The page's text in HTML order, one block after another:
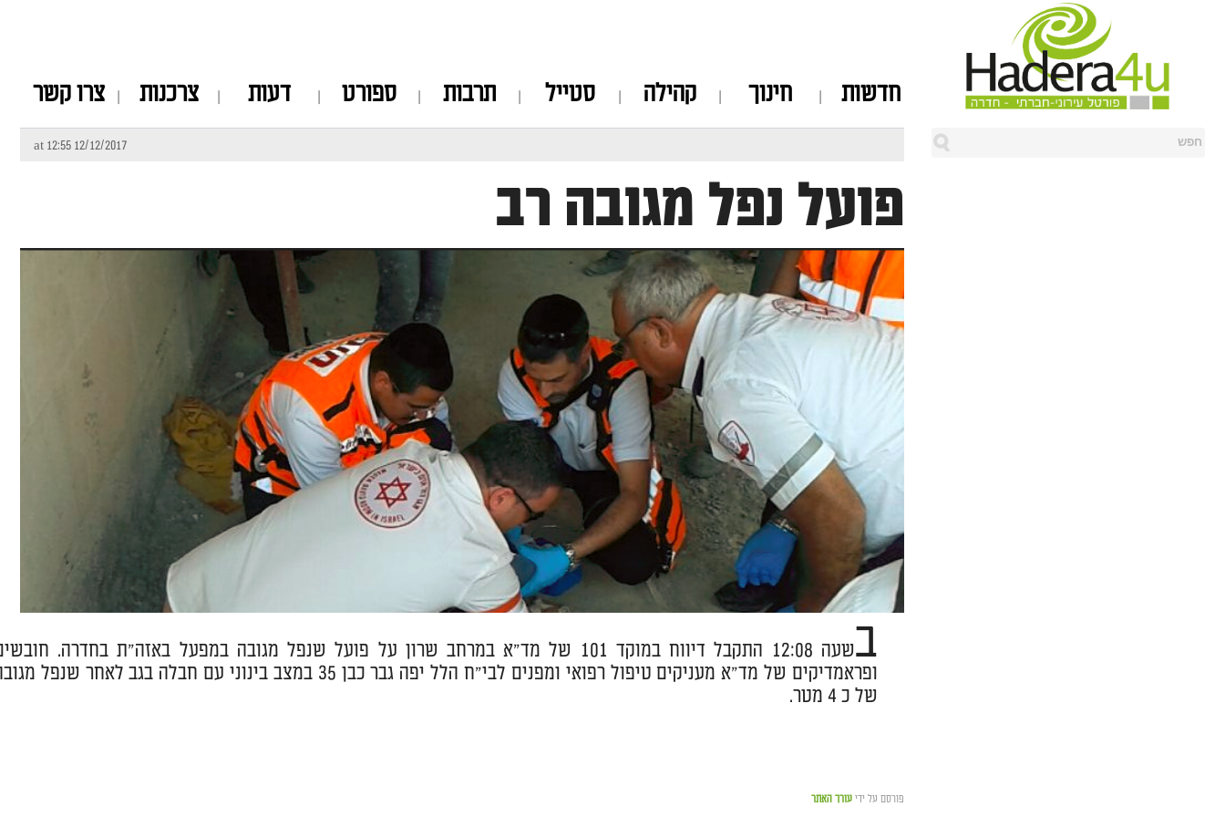
חדשות חינוך קהילה סטייל תרבות ספורט דעות צרכנות צרו קשר
12/12/2017 at 12:55
פועל נפל מגובה רב
ב
שעה 12:08 התקבל דיווח במוקד 101 של מד"א במרחב שרון על פועל שנפל מגובה במפעל באזה"ת בחדרה.
ופראמדיקים של מד"א מעניקים טיפול רפואי ומפנים לבי"ח הלל יפה גבר כבן 35 במצב בינוני עם חבלה בגב לאחר שנפל
של כ 4 מטר.
פורסם על ידי עורך האתר